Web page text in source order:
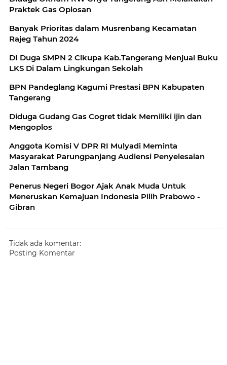
Praktek Gas Oplosan
Banyak Prioritas dalam Musrenbang Kecamatan
Rajeg Tahun 2024
DI Duga SMPN 2 Cikupa Kab.Tangerang Menjual Buku
LKS Di Dalam Lingkungan Sekolah
BPN Pandeglang Kagumi Prestasi BPN Kabupaten
Tangerang
Diduga Gudang Gas Cogret tidak Memiliki ijin dan
Mengoplos
Anggota Komisi V DPR RI Mulyadi Meminta
Masyarakat Parungpanjang Audiensi Penyelesaian
Jalan Tambang
Penerus Negeri Bogor Ajak Anak Muda Untuk
Meneruskan Kemajuan Indonesia Pilih Prabowo -
Gibran
Tidak ada komentar:
Posting Komentar